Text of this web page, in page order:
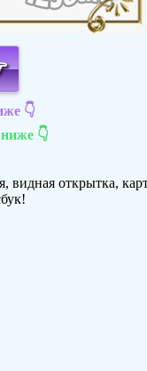
👇
👇
открытка,